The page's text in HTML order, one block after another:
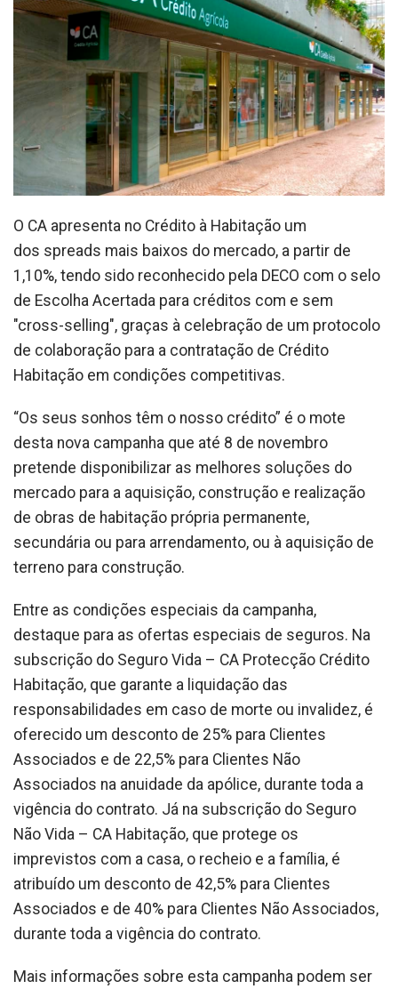
O CA apresenta no Crédito à Habitação um
dos spreads mais baixos do mercado, a partir de
1,10%, tendo sido reconhecido pela DECO com o selo
de Escolha Acertada para créditos com e sem
"cross-selling", graças à celebração de um protocolo
de colaboração para a contratação de Crédito
Habitação em condições competitivas.
“Os seus sonhos têm o nosso crédito” é o mote
desta nova campanha que até 8 de novembro
pretende disponibilizar as melhores soluções do
mercado para a aquisição, construção e realização
de obras de habitação própria permanente,
secundária ou para arrendamento, ou à aquisição de
terreno para construção.
Entre as condições especiais da campanha,
destaque para as ofertas especiais de seguros. Na
subscrição do Seguro Vida – CA Protecção Crédito
Habitação, que garante a liquidação das
responsabilidades em caso de morte ou invalidez, é
oferecido um desconto de 25% para Clientes
Associados e de 22,5% para Clientes Não
Associados na anuidade da apólice, durante toda a
vigência do contrato. Já na subscrição do Seguro
Não Vida – CA Habitação, que protege os
imprevistos com a casa, o recheio e a família, é
atribuído um desconto de 42,5% para Clientes
Associados e de 40% para Clientes Não Associados,
durante toda a vigência do contrato.
Mais informações sobre esta campanha podem ser